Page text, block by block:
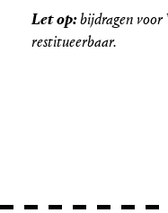
Let op:bijdragen
restitueerbaar.